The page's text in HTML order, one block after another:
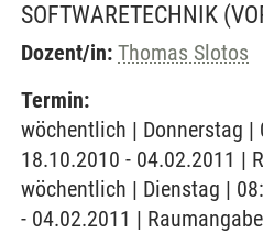
SOFTWARETECHNIK
Dozent/in: Thomas Slotos
Termin:
wöchentlich | Donnerstag |
18.10.2010 - 04.02.2011 |
wöchentlich | Dienstag |
- 04.02.2011 |